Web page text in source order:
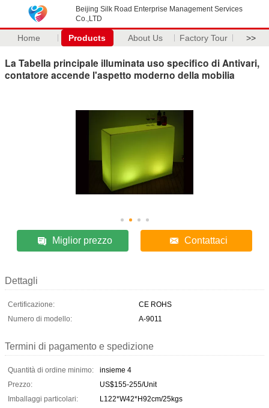
Beijing Silk Road Enterprise Management Services
Co.,LTD
Home Products About Us Factory Tour >>
La Tabella principale illuminata uso specifico di Antivari,
contatore accende l'aspetto moderno della mobilia
Miglior prezzo Contattaci
Dettagli
Certificazione:
CE ROHS
Numero di modello:
A-9011
Termini di pagamento e spedizione
Quantità di ordine minimo:
insieme 4
Prezzo:
US$155-255/Unit
Imballaggi particolari:
L122*W42*H92cm/25kgs